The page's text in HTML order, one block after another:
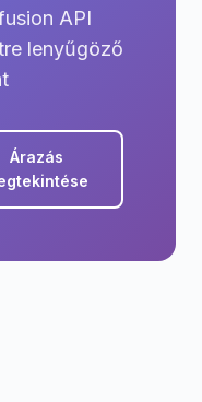
API
lenyűgöző
Árazás